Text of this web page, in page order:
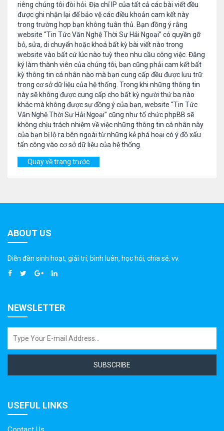
riêng chúng tôi đòi hỏi. Địa chỉ IP của tất cả các bài viết đều
được ghi nhận lại để bảo vệ các điều khoản cam kết này
trong trường hợp bạn không tuân thủ. Bạn đồng ý rằng
website “Tin Tức Văn Nghệ Thời Sự Hải Ngoại” có quyền gỡ
bỏ, sửa, di chuyển hoặc khoá bất kỳ bài viết nào trong
website vào bất cứ lúc nào tuỳ theo nhu cầu công việc. Đăng
ký làm thành viên của chúng tôi, bạn cũng phải cam kết bất
kỳ thông tin cá nhân nào mà bạn cung cấp đều được lưu trữ
trong cơ sở dữ liệu của hệ thống. Trong khi những thông tin
này sẽ không được cung cấp cho bất kỳ người thứ ba nào
khác mà không được sự đồng ý của bạn, website “Tin Tức
Văn Nghệ Thời Sự Hải Ngoại” cũng như tổ chức phpBB sẽ
không chịu trách nhiệm về việc những thông tin cá nhân này
của bạn bị lộ ra bên ngoài từ những kẻ phá hoại có ý đồ xấu
tấn công vào cơ sở dữ liệu của hệ thống.
Quay về trang trước
ABOUT US
Diễn đàn sinh hoạt, giải trí, bình luân, học hỏi, chia sẻ, vv.
NEWSLETTER
SUBSCRIBE
USEFUL LINKS